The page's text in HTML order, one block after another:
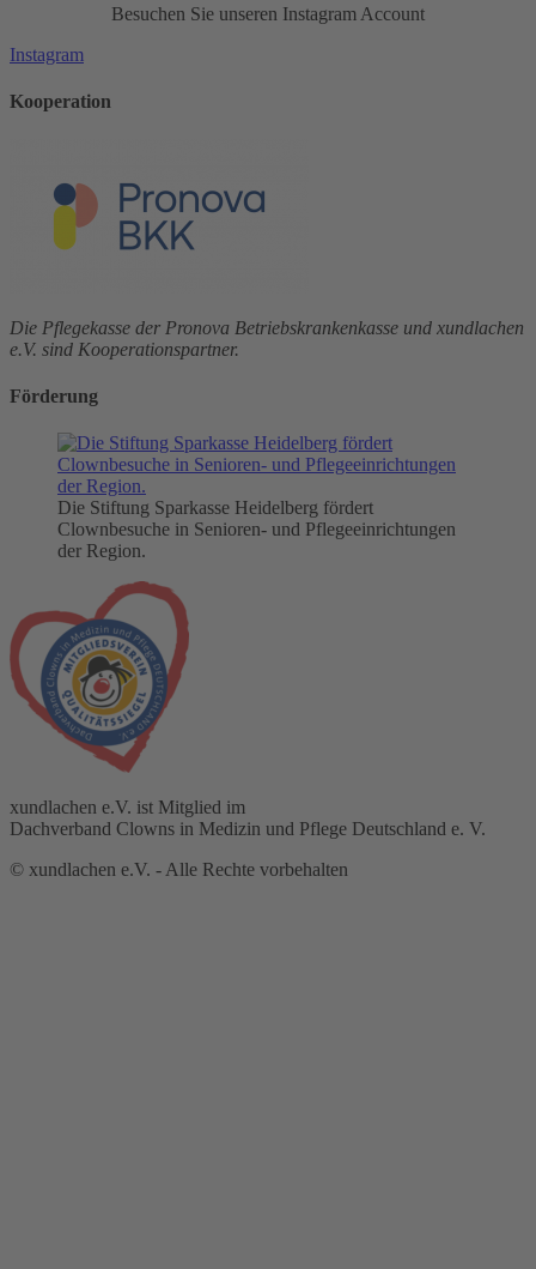
Besuchen Sie unseren Instagram Account
Instagram
Kooperation
Die Pflegekasse der Pronova Betriebskrankenkasse und xundlachen
e.V. sind Kooperationspartner.
Förderung
Die Stiftung Sparkasse Heidelberg fördert
Clownbesuche in Senioren- und Pflegeeinrichtungen
der Region.
xundlachen e.V. ist Mitglied im
Dachverband Clowns in Medizin und Pflege Deutschland e. V.
© xundlachen e.V. - Alle Rechte vorbehalten